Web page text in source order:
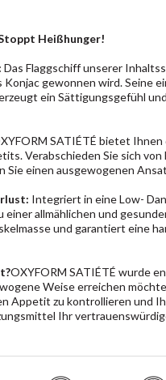
Stoppt Heißhunger!
Das Flaggschiff unserer
Konjac gewonnen wird. Seine
ein Sättigungsgefühl
SATIÉTÉ bietet
Verabschieden Sie sich
Sie einen ausgewogenen
Integriert in eine Low-
einer allmählichen und
und garantiert eine
OXYFORM SATIÉTÉ wurde
Weise erreichen
Appetit zu kontrollieren und
Ihr